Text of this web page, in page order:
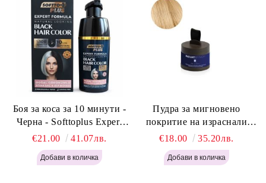
Боя за коса за 10 минути -
Черна - Softtoplus Expert
Woman Black 400мл
€21.00 41.07лв.
Пудра за мигновено
покритие на израснали
корени Светло Русо - Labor
Pro Instant Retouch Powder -
Light Blonde H646
€18.00 35.20лв.